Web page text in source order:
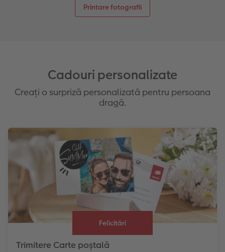
Printare fotografii
Cadouri personalizate
Creați o surpriză personalizată pentru persoana
dragă.
Felicitări
Trimitere Carte poștală